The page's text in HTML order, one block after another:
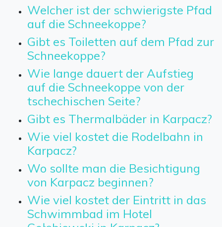
Welcher ist der schwierigste Pfad
auf die Schneekoppe?
Gibt es Toiletten auf dem Pfad zur
Schneekoppe?
Wie lange dauert der Aufstieg
auf die Schneekoppe von der
tschechischen Seite?
Gibt es Thermalbäder in Karpacz?
Wie viel kostet die Rodelbahn in
Karpacz?
Wo sollte man die Besichtigung
von Karpacz beginnen?
Wie viel kostet der Eintritt in das
Schwimmbad im Hotel